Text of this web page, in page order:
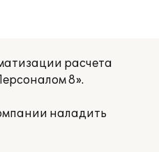
расчета
8».
наладить